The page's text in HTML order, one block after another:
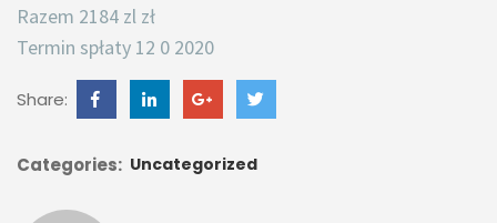
Razem 2184 zl zł
Termin spłaty 12 0 2020
Share:
Categories: Uncategorized